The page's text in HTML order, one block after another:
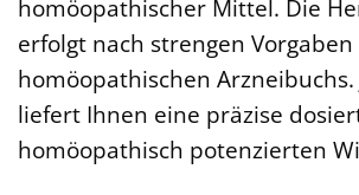
homöopathischer Mittel. Die
erfolgt nach strengen Vorgaben
homöopathischen Arzneibuchs.
liefert Ihnen eine präzise
homöopathisch potenzierten